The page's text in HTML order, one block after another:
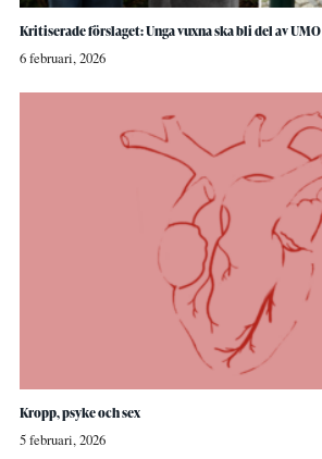
Kritiserade förslaget: Unga vuxna ska bli del av UMO
6 februari, 2026
Kropp, psyke och sex
5 februari, 2026